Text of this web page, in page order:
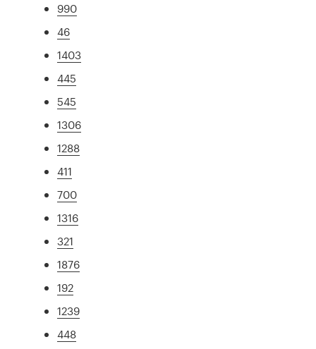
990
46
1403
445
545
1306
1288
411
700
1316
321
1876
192
1239
448